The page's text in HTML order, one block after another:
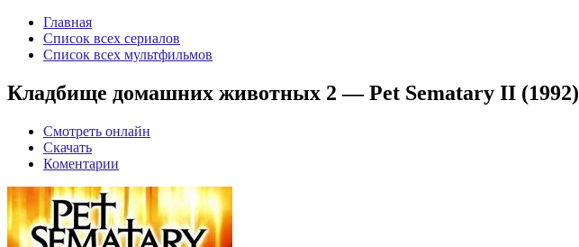
Главная
Список всех сериалов
Список всех мультфильмов
Кладбище домашних животных 2 — Pet Sematary II (1992)
Смотреть онлайн
Скачать
Коментарии